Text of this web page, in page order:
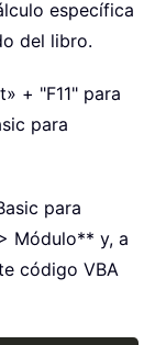
específica
del libro.
+ "F11" para
para
para
Módulo** y, a
código VBA